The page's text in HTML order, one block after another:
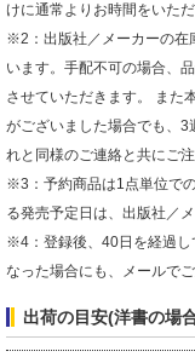
けに通常よりお時間をいた
※2：出版社／メーカーの在
います。手配不可の場合、
させていただきます。 また
がございました場合でも、3
れと同様のご連絡と共にご
※3：予約商品は1点単位で
る発売予定日は、出版社／
※4：登録後、40日を経過し
なった場合にも、メールでご
出荷の目安(洋書の場